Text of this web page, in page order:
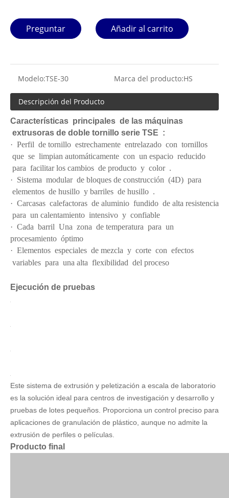
Preguntar Añadir al carrito
Modelo:TSE-30 Marca del producto:HS
Descripción del Producto
Características principales de las máquinas
extrusoras de doble tornillo serie TSE :
· Perfil de tornillo estrechamente entrelazado con tornillos
que se limpian automáticamente con un espacio reducido
para facilitar los cambios de producto y color .
· Sistema modular de bloques de construcción (4D) para
elementos de husillo y barriles de husillo .
· Carcasas calefactoras de aluminio fundido de alta resistencia
para un calentamiento intensivo y confiable
· Cada barril Una zona de temperatura para un
procesamiento óptimo
· Elementos especiales de mezcla y corte con efectos
variables para una alta flexibilidad del proceso
Ejecución de pruebas
Este sistema de extrusión y peletización a escala de laboratorio
es la solución ideal para centros de investigación y desarrollo y
pruebas de lotes pequeños. Proporciona un control preciso para
aplicaciones de granulación de plástico, aunque no admite la
extrusión de perfiles o películas.
Producto final